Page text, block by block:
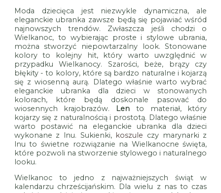
Moda dziecięca jest niezwykle dynamiczna, ale
eleganckie ubranka zawsze będą się pojawiać wśród
najnowszych trendów. Zwłaszcza jeśli chodzi o
Wielkanoc, to wybierając proste i stylowe ubrania,
można stworzyć niepowtarzalny look. Stonowane
kolory to kolejny hit, który warto uwzględnić w
przypadku Wielkanocy. Szarości, beże, brązy czy
błękity - to kolory, które są bardzo naturalne i kojarzą
się z wiosenną aurą. Dlatego właśnie warto wybrać
eleganckie ubranka dla dzieci w stonowanych
kolorach, które będą doskonale pasować do
wiosennych krajobrazów.
Len to materiał, który
kojarzy się z naturalnością i prostotą. Dlatego właśnie
warto postawić na eleganckie ubranka dla dzieci
wykonane z lnu. Sukienki, koszule czy marynarki z
lnu to świetne rozwiązanie na Wielkanocne święta,
które pozwoli na stworzenie stylowego i naturalnego
looku.
Wielkanoc to jedno z najważniejszych świąt w
kalendarzu chrześcijańskim. Dla wielu z nas to czas